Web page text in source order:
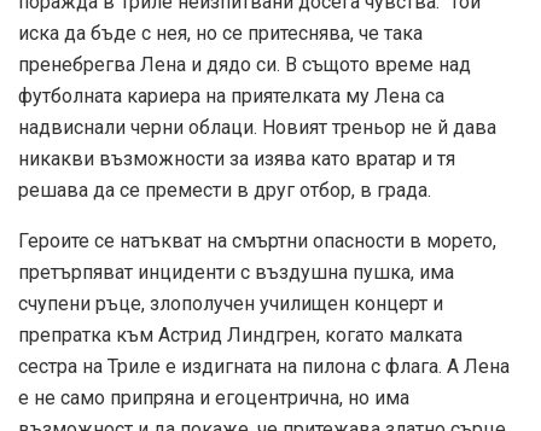
иска да бъде с нея, но се притеснява, че така
пренебрегва Лена и дядо си. В същото време над
футболната кариера на приятелката му Лена са
надвиснали черни облаци. Новият треньор не й дава
никакви възможности за изява като вратар и тя
решава да се премести в друг отбор, в града.
Героите се натъкват на смъртни опасности в морето,
претърпяват инциденти с въздушна пушка, има
счупени ръце, злополучен училищен концерт и
препратка към Астрид Линдгрен, когато малката
сестра на Триле е издигната на пилона с флага. А Лена
е не само припряна и егоцентрична, но има